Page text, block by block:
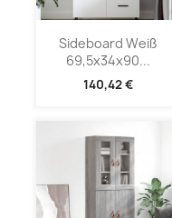
Sideboard Weiß
69,5x34x90...
140,42 €